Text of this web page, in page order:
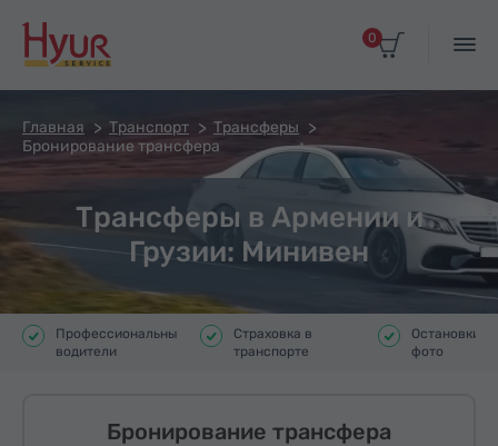
0
Главная Транспорт
Трансферы
Бронирование трансфера
Трансферы в Армении и
Грузии: Минивен
Профессиональные
водители
Страховка в
транспорте
Остановки
фото
Бронирование трансфера